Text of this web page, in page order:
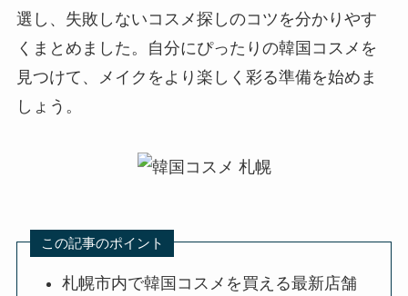
選し、失敗しないコスメ探しのコツを分かりやす
くまとめました。自分にぴったりの韓国コスメを
見つけて、メイクをより楽しく彩る準備を始めま
しょう。
この記事のポイント
札幌市内で韓国コスメを買える最新店舗